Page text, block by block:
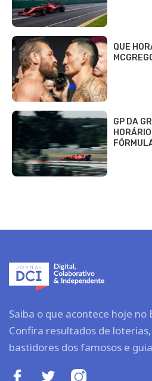
QUE
GP DA
Saiba o que acontece hoje no
Confira resultados de
bastidores dos famosos e